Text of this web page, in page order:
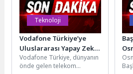
Teknoloji
Vodafone Türkiye’ye
Uluslararası Yapay Zekâ
Ödülü
Vodafone Türkiye, dünyanın
önde gelen telekom